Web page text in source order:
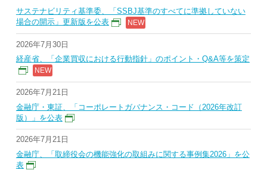
サステナビリティ基準委、「SSBJ基準のすべてに準拠していない
場合の開示」更新版を公表
2026年7月30日
経産省、「企業買収における行動指針」のポイント・Q&A等を策定
2026年7月21日
金融庁・東証、「コーポレートガバナンス・コード（2026年改訂
版）」を公表
2026年7月21日
金融庁、「取締役会の機能強化の取組みに関する事例集2026」を公
表